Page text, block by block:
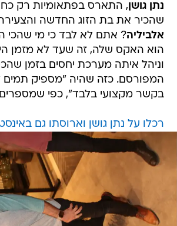
נתן גושן, התארס בפתאומיות רק
שהכיר את בת הזוג החדשה
אלביליה? אתם לא לבד כי מי שהכי
הוא האקס שלה, זה שעד לא מזמן
וניהל איתה מערכת יחסים בזמן
המפורסם. כזה שהיה "מספיק
בקשר מקצועי בלבד", כפי שמספרים
רכלו על נתן גושן וארוסתו גם